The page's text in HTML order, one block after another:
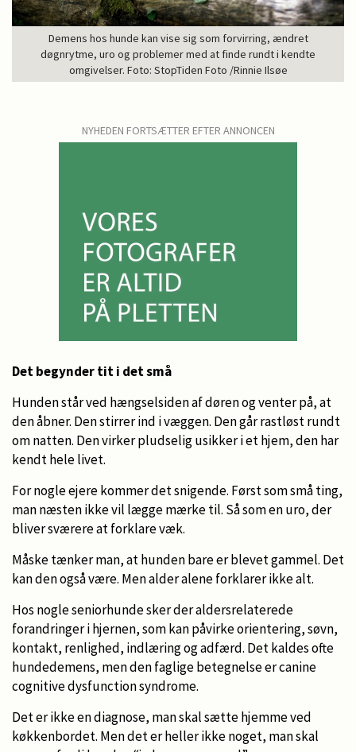
Demens hos hunde kan vise sig som forvirring, ændret
døgnrytme, uro og problemer med at finde rundt i kendte
omgivelser. Foto: StopTiden Foto /Rinnie Ilsøe
NYHEDEN FORTSÆTTER EFTER ANNONCEN
Det begynder tit i det små
Hunden står ved hængselsiden af døren og venter på, at
den åbner. Den stirrer ind i væggen. Den går rastløst rundt
om natten. Den virker pludselig usikker i et hjem, den har
kendt hele livet.
For nogle ejere kommer det snigende. Først som små ting,
man næsten ikke vil lægge mærke til. Så som en uro, der
bliver sværere at forklare væk.
Måske tænker man, at hunden bare er blevet gammel. Det
kan den også være. Men alder alene forklarer ikke alt.
Hos nogle seniorhunde sker der aldersrelaterede
forandringer i hjernen, som kan påvirke orientering, søvn,
kontakt, renlighed, indlæring og adfærd. Det kaldes ofte
hundedemens, men den faglige betegnelse er canine
cognitive dysfunction syndrome.
Det er ikke en diagnose, man skal sætte hjemme ved
køkkenbordet. Men det er heller ikke noget, man skal